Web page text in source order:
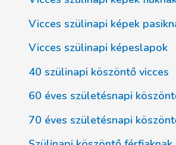
Vicces szülinapi képek
Vicces szülinapi képeslapok
40 szülinapi köszöntő vicces
60 éves születésnapi
70 éves születésnapi